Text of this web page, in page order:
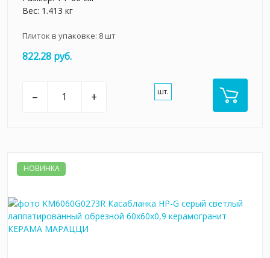
Вес: 1.413 кг
Плиток в упаковке: 8шт
822.28 руб.
– + шт.
НОВИНКА